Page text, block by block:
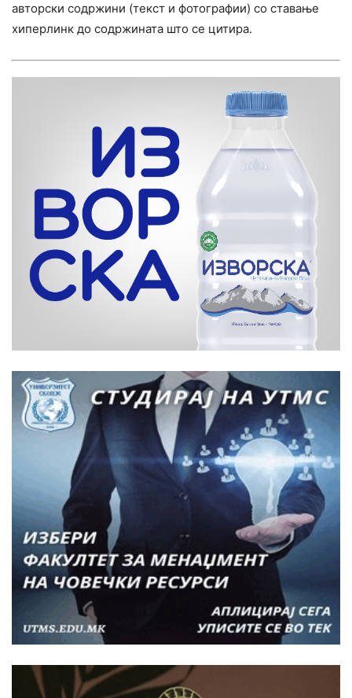
авторски содржини (текст и фотографии) со ставање
хиперлинк до содржината што се цитира.